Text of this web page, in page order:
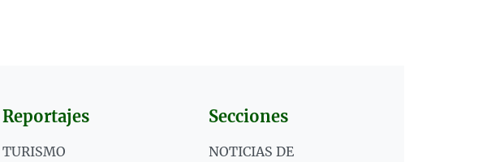
Reportajes
TURISMO
Secciones
NOTICIAS DE